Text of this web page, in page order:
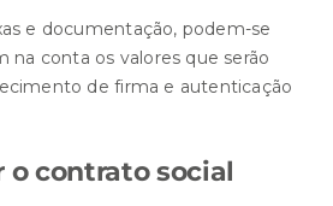
e documentação, podem-se
na conta os valores que serão
de firma e autenticação
o contrato social